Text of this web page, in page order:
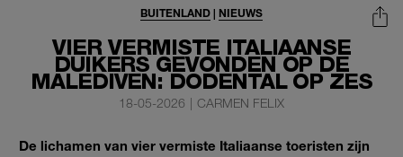
VIER VERMISTE ITALIAANSE
DUIKERS GEVONDEN OP DE
MALEDIVEN: DODENTAL OP ZES
BUITENLAND | NIEUWS
18-05-2026 | CARMEN FELIX
De lichamen van vier vermiste Italiaanse toeristen zijn